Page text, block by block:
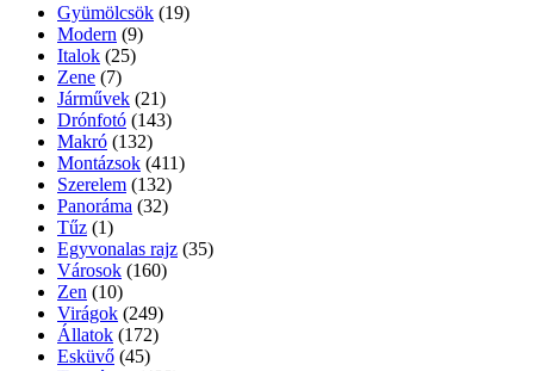
Gyümölcsök (19)
Modern (9)
Italok (25)
Zene (7)
Járművek (21)
Drónfotó (143)
Makró (132)
Montázsok (411)
Szerelem (132)
Panoráma (32)
Tűz (1)
Egyvonalas rajz (35)
Városok (160)
Zen (10)
Virágok (249)
Állatok (172)
Esküvő (45)